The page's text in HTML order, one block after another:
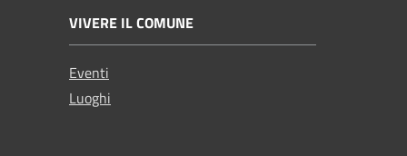
VIVERE IL COMUNE
Eventi
Luoghi